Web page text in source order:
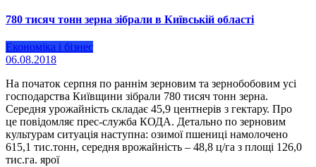
780 тисяч тонн зерна зібрали в Київській області
Економіка і бізнес
06.08.2018
На початок серпня по раннім зерновим та зернобобовим усі
господарства Київщини зібрали 780 тисяч тонн зерна.
Середня урожайність складає 45,9 центнерів з гектару. Про
це повідомляє прес-служба КОДА. Детально по зерновим
культурам ситуація наступна: озимої пшениці намолочено
615,1 тис.тонн, середня врожайність – 48,8 ц/га з площі 126,0
тис.га. ярої